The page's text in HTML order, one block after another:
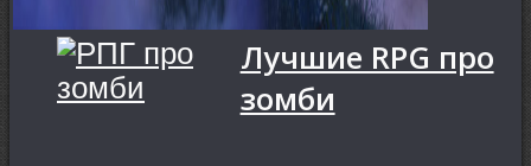
Лучшие RPG про
зомби